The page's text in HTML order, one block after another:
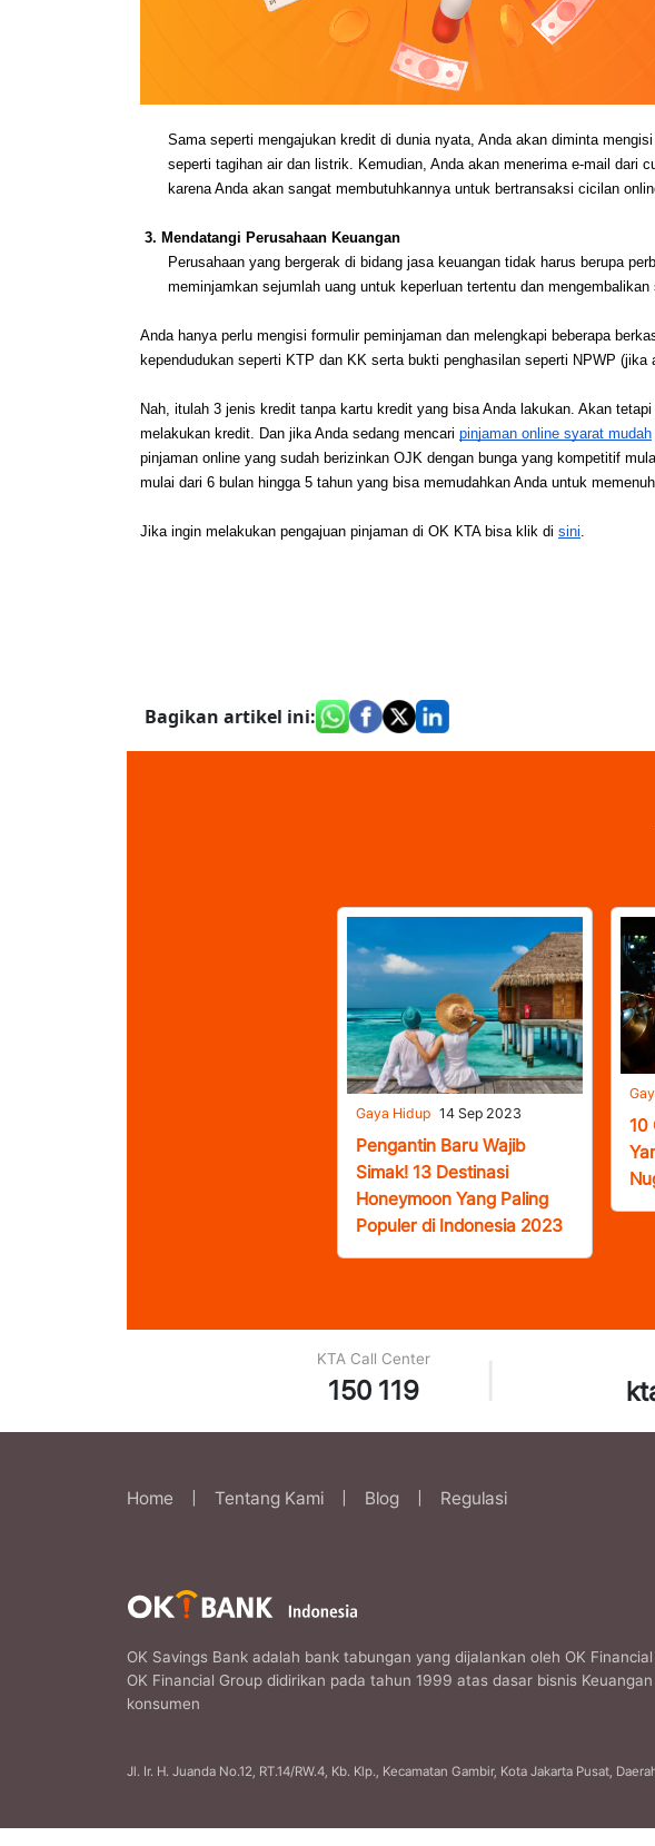
Sama seperti mengajukan kredit di dunia nyata, Anda akan diminta
seperti tagihan air dan listrik. Kemudian, Anda akan menerima e-mail dari
karena Anda akan sangat membutuhkannya untuk bertransaksi cicilan
3. Mendatangi Perusahaan Keuangan
Perusahaan yang bergerak di bidang jasa keuangan tidak harus berupa
meminjamkan sejumlah uang untuk keperluan tertentu dan
Anda hanya perlu mengisi formulir peminjaman dan melengkapi beberapa
kependudukan seperti KTP dan KK serta bukti penghasilan seperti NPWP
Nah, itulah 3 jenis kredit tanpa kartu kredit yang bisa Anda lakukan. Akan
melakukan kredit. Dan jika Anda sedang mencari pinjaman online syarat mudah
pinjaman online yang sudah berizinkan OJK dengan bunga yang kompetitif
mulai dari 6 bulan hingga 5 tahun yang bisa memudahkan Anda untuk
Jika ingin melakukan pengajuan pinjaman di OK KTA bisa klik di sini
Bagikan artikel ini:
Gaya Hidup 14 Sep 2023
Pengantin Baru Wajib
Simak! 13 Destinasi
Honeymoon Yang Paling
Populer di Indonesia 2023
10
KTA Call Center
150 119
Home Tentang Kami Blog Regulasi
OK Savings Bank adalah bank tabungan yang dijalankan oleh OK
OK Financial Group didirikan pada tahun 1999 atas dasar bisnis Keuangan
konsumen
Jl. Ir. H. Juanda No.12, RT.14/RW.4, Kb. Klp., Kecamatan Gambir, Kota Jakarta Pusat,